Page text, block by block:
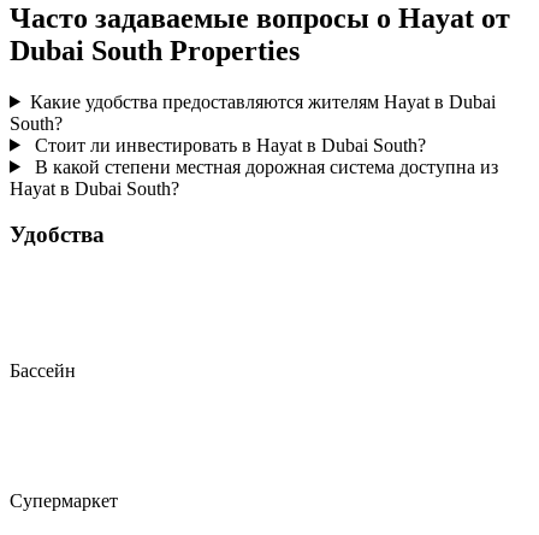
Часто задаваемые вопросы о Hayat от
Dubai South Properties
Какие удобства предоставляются жителям Hayat в Dubai
South?
Стоит ли инвестировать в Hayat в Dubai South?
В какой степени местная дорожная система доступна из
Hayat в Dubai South?
Удобства
Бассейн
Супермаркет